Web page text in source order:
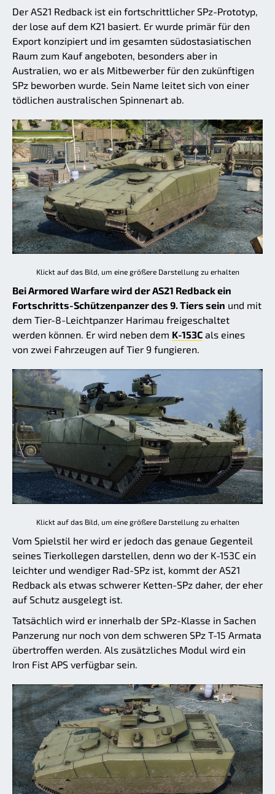
Der AS21 Redback ist ein fortschrittlicher SPz-Prototyp,
der lose auf dem K21 basiert. Er wurde primär für den
Export konzipiert und im gesamten südostasiatischen
Raum zum Kauf angeboten, besonders aber in
Australien, wo er als Mitbewerber für den zukünftigen
SPz beworben wurde. Sein Name leitet sich von einer
tödlichen australischen Spinnenart ab.
Klickt auf das Bild, um eine größere Darstellung zu erhalten
Bei Armored Warfare wird der AS21 Redback ein
Fortschritts-Schützenpanzer des 9. Tiers sein und mit
dem Tier-8-Leichtpanzer Harimau freigeschaltet
werden können. Er wird neben dem K-153C als eines
von zwei Fahrzeugen auf Tier 9 fungieren.
Klickt auf das Bild, um eine größere Darstellung zu erhalten
Vom Spielstil her wird er jedoch das genaue Gegenteil
seines Tierkollegen darstellen, denn wo der K-153C ein
leichter und wendiger Rad-SPz ist, kommt der AS21
Redback als etwas schwerer Ketten-SPz daher, der eher
auf Schutz ausgelegt ist.
Tatsächlich wird er innerhalb der SPz-Klasse in Sachen
Panzerung nur noch von dem schweren SPz T-15 Armata
übertroffen werden. Als zusätzliches Modul wird ein
Iron Fist APS verfügbar sein.